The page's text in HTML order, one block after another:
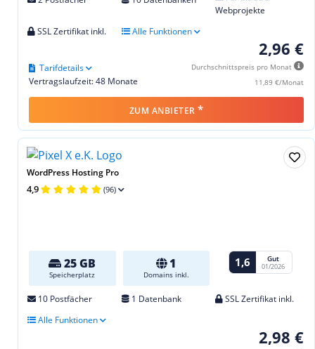
Webprojekte
SSL Zertifikat inkl.
Alle Funktionen
2,96 €
Durchschnittspreis pro Monat
11,89 €/Monat
Vertragslaufzeit: 48 Monate
Tarifdetails
ZUM ANBIETER *
WordPress Hosting Pro
4,9 (96)
25 GB
Speicherplatz
1
Domains inkl.
1,6 Gut
01/2026
10 Postfächer 1 Datenbank
SSL Zertifikat inkl.
Alle Funktionen
2,98 €